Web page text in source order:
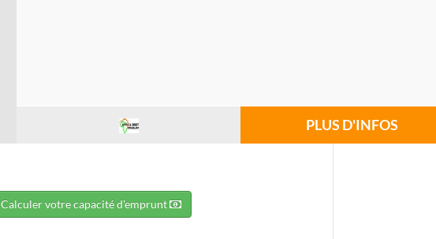
PLUS D'INFOS
Calculer votre capacité d'emprunt